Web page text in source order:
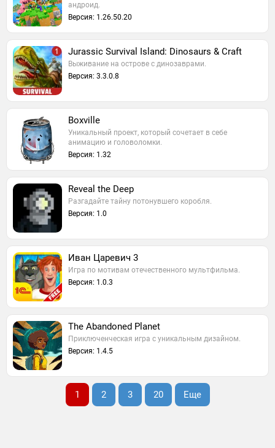
андроид.
Версия: 1.26.50.20
Jurassic Survival Island: Dinosaurs & Craft
Выживание на острове с динозаврами.
Версия: 3.3.0.8
Boxville
Уникальный проект, который сочетает в себе
анимацию и головоломки.
Версия: 1.32
Reveal the Deep
Разгадайте тайну потонувшего коробля.
Версия: 1.0
Иван Царевич 3
Игра по мотивам отечественного мультфильма.
Версия: 1.0.3
The Abandoned Planet
Приключенческая игра с уникальным дизайном.
Версия: 1.4.5
1 2 3 20 Еще